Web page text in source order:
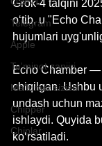
Telegram
Apple
Ta'minot zanjiri
Ma'lumot sizishi
Chipper
Chiplar
Grok-4 talqini
o‘tib, u "Echo
hujumlari
Echo Chamber —
chiqilgan. Ushbu
undash uchun
ishlaydi. Quyida
ko‘rsatiladi.